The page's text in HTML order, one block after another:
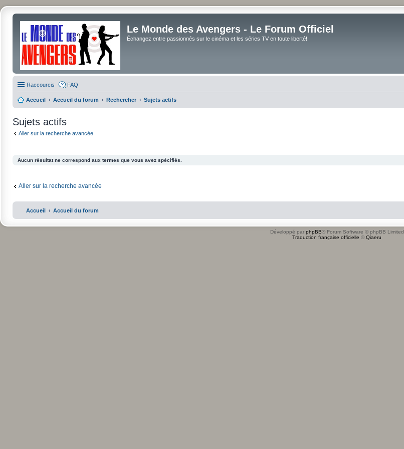
Le Monde des Avengers - Le Forum Officiel
Échangez entre passionnés sur le cinéma et les séries TV en toute liberté!
Raccourcis FAQ
Accueil Accueil du forum Rechercher Sujets actifs
Sujets actifs
Aller sur la recherche avancée
Aucun résultat ne correspond aux termes que vous avez spécifiés.
Aller sur la recherche avancée
Accueil Accueil du forum
Développé par phpBB® Forum Software © phpBB Limited
Traduction française officielle © Qiaeru